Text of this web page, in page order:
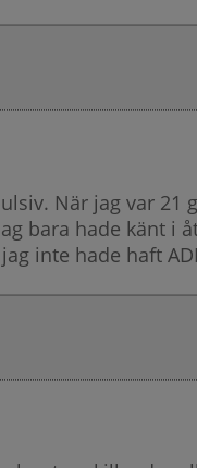
När jag var
bara hade känt i
inte hade haft